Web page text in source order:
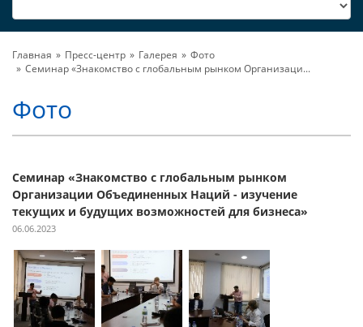
Главная Пресс-центр Галерея
Фото
Семинар «Знакомство с глобальным рынком Организаци...
Фото
Семинар «Знакомство с глобальным рынком
Организации Объединенных Наций - изучение
текущих и будущих возможностей для бизнеса»
06.06.2023